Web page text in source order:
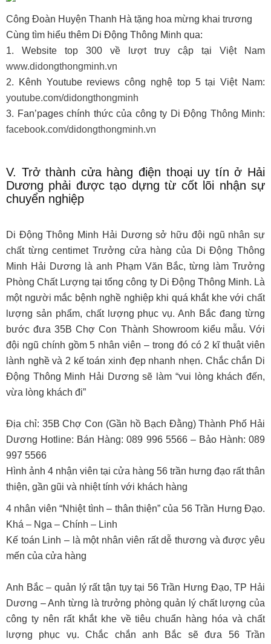
Công Đoàn Huyện Thanh Hà tặng hoa mừng khai trương
Cùng tìm hiểu thêm Di Động Thông Minh qua:
1. Website top 300 về lượt truy cập tại Việt Nam
www.didongthongminh.vn
2. Kênh Youtube reviews công nghệ top 5 tại Việt Nam:
youtube.com/didongthongminh
3. Fan’pages chính thức của công ty Di Động Thông Minh:
facebook.com/didongthongminh.vn
V. Trở thành cửa hàng điện thoại uy tín ở Hải
Dương phải được tạo dựng từ cốt lõi nhận sự
chuyển nghiệp
Di Động Thông Minh Hải Dương sở hữu đội ngũ nhân sự
chất từng centimet Trưởng cửa hàng của Di Động Thông
Minh Hải Dương là anh Phạm Văn Bắc, từng làm Trưởng
Phòng Chất Lượng tại tổng công ty Di Động Thông Minh. Là
một người mắc bệnh nghề nghiệp khi quá khắt khe với chất
lượng sản phẩm, chất lượng phục vụ. Anh Bắc đang từng
bước đưa 35B Chợ Con Thành Showroom kiểu mẫu. Với
đội ngũ chính gồm 5 nhân viên – trong đó có 2 kĩ thuật viên
lành nghề và 2 kế toán xinh đẹp nhanh nhẹn. Chắc chắn Di
Động Thông Minh Hải Dương sẽ làm “vui lòng khách đến,
vừa lòng khách đi”
Địa chỉ: 35B Chợ Con (Gần hồ Bạch Đằng) Thành Phố Hải
Dương Hotline: Bán Hàng: ‎089 996 5566 – ‎Bảo Hành: 089
997 5566
Hình ảnh 4 nhận viên tại cửa hàng 56 trần hưng đạo rất thân
thiện, gần gũi và nhiệt tính với khách hàng
4 nhân viên “Nhiệt tình – thân thiện” của 56 Trần Hưng Đạo.
Khá – Nga – Chính – Linh
Kế toán Linh – là một nhân viên rất dễ thương và được yêu
mến của cửa hàng
Anh Bắc – quản lý rất tận tụy tại 56 Trần Hưng Đạo, TP Hải
Dương – Anh từng là trưởng phòng quản lý chất lượng của
công ty nên rất khắt khe về tiêu chuẩn hàng hóa và chất
lượng phục vụ. Chắc chắn anh Bắc sẽ đưa 56 Trần